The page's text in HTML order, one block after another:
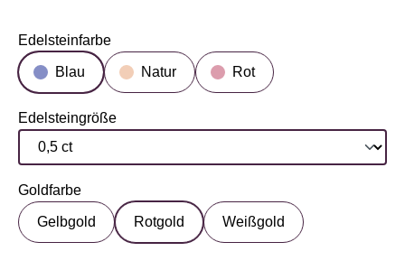
Edelsteinfarbe
auswählen
Blau
Natur Rot
Edelsteingröße
auswählen
Goldfarbe
auswählen
Gelbgold
Rotgold Weißgold